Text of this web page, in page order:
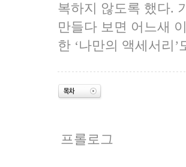
복하지 않도록 했다.
만들다 보면 어느새
한 ‘나만의 액세서리
프롤로그